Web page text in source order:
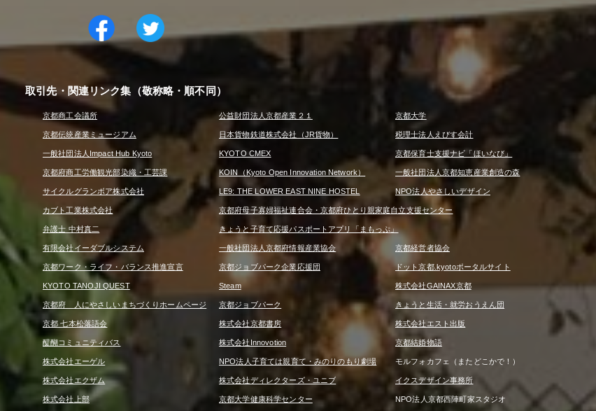
取引先・関連リンク集（敬称略・順不同）
京都商工会議所 公益財団法人京都産業２１ 京都大学
京都伝統産業ミュージアム 日本貨物鉄道株式会社（JR貨物） 税理士法人えびす会計
一般社団法人Impact Hub Kyoto KYOTO CMEX 京都保育士支援ナビ「ほいなび」
京都府商工労働観光部染織・工芸課 KOIN（Kyoto Open Innovation Network） 一般社団法人京都知恵産業創造の森
サイクルグランボア株式会社 LE9: THE LOWER EAST NINE HOSTEL NPO法人やさしいデザイン
カブト工業株式会社 京都府母子寡婦福祉連合会・京都府ひとり親家庭自立支援センター
弁護士 中村真二 きょうと子育て応援パスポートアプリ「まもっぷ」
有限会社イーダブルシステム 一般社団法人京都府情報産業協会 京都経営者協会
京都ワーク・ライフ・バランス推進宣言 京都ジョブパーク企業応援団 ドット京都.kyotoポータルサイト
KYOTO TANOJI QUEST Steam 株式会社GAINAX京都
京都府 人にやさしいまちづくりホームページ 京都ジョブパーク きょうと生活・就労おうえん団
京都 七本松落語会 株式会社京都書房 株式会社エスト出版
醍醐コミュニティバス 株式会社Innovotion 京都結婚物語
株式会社エーゲル NPO法人子育ては親育て・みのりのもり劇場 モルフォカフェ（またどこかで！）
株式会社エクザム 株式会社ディレクターズ・ユニブ イクスデザイン事務所
株式会社上部 京都大学健康科学センター NPO法人京都西陣町家スタジオ